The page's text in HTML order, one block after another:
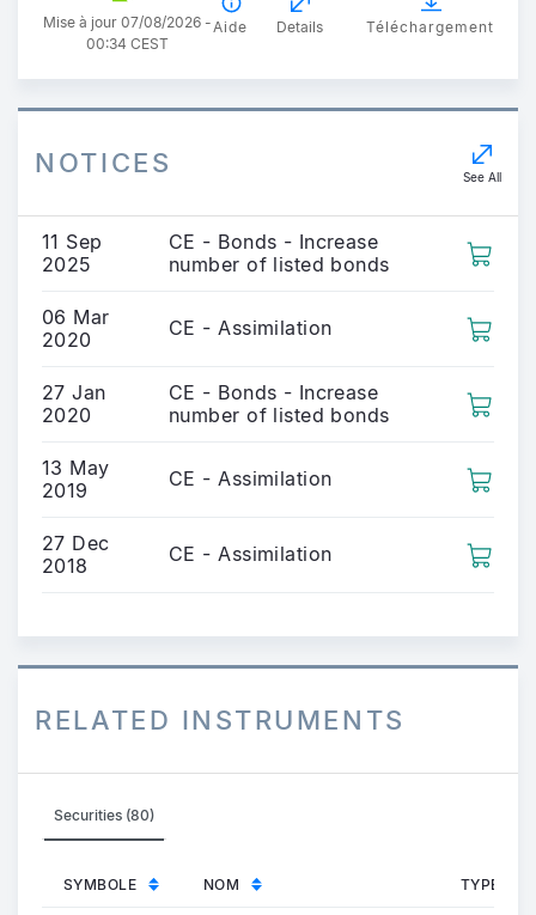
Mise à jour 07/08/2026 -
00:34 CEST
Aide Details Téléchargement
NOTICES See All
11 Sep
2025
CE - Bonds - Increase
number of listed bonds
06 Mar
2020
CE - Assimilation
27 Jan
2020
CE - Bonds - Increase
number of listed bonds
13 May
2019
CE - Assimilation
27 Dec
2018
CE - Assimilation
RELATED INSTRUMENTS
Securities (80)
SYMBOLE NOM TYPE